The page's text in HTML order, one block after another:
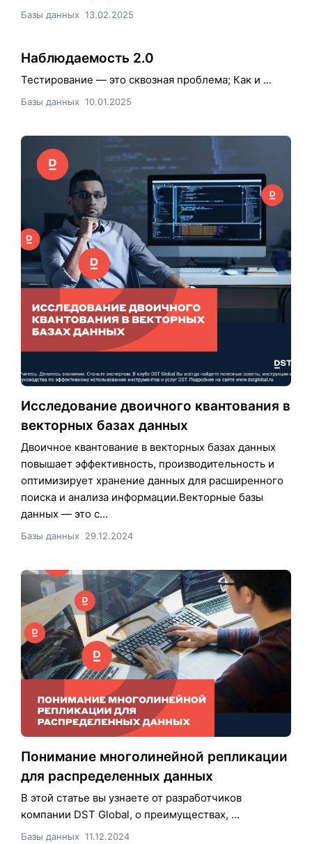
Базы данных 13.02.2025
Наблюдаемость 2.0
Тестирование — это сквозная проблема; Как и ...
Базы данных 10.01.2025
Исследование двоичного квантования в
векторных базах данных
Двоичное квантование в векторных базах данных
повышает эффективность, производительность и
оптимизирует хранение данных для расширенного
поиска и анализа информации.Векторные базы
данных — это с...
Базы данных 29.12.2024
Понимание многолинейной репликации
для распределенных данных
В этой статье вы узнаете от разработчиков
компании DST Global, о преимуществах, ...
Базы данных 11.12.2024